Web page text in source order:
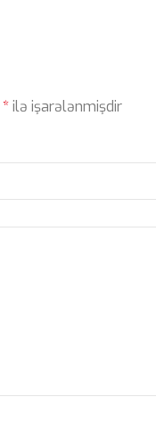
*ilə işarələnmişdir